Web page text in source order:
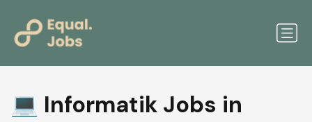
💻 Informatik Jobs in